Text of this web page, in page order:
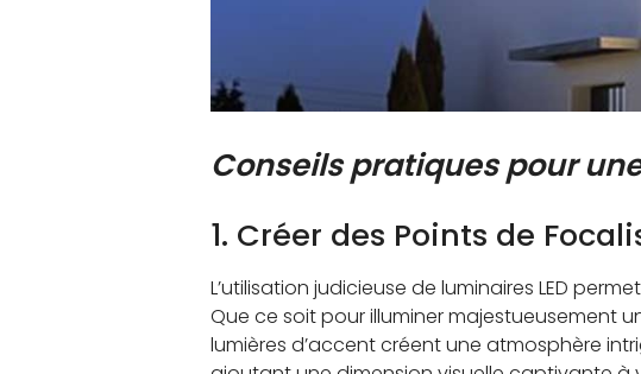
Conseils pratiques pour
1. Créer des Points de
L’utilisation judicieuse de luminaires LED
Que ce soit pour illuminer majestueusement
lumières d’accent créent une atmosphère